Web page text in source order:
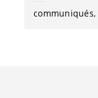
communiqués